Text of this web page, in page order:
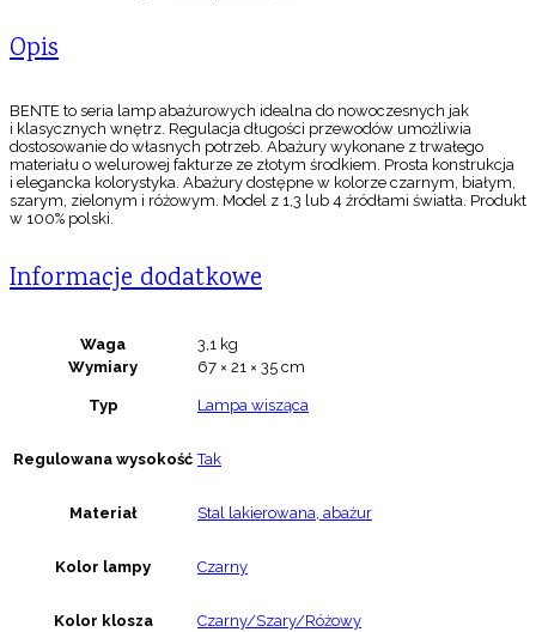
Opis
BENTE to seria lamp abażurowych idealna do nowoczesnych jak
i klasycznych wnętrz. Regulacja długości przewodów umożliwia
dostosowanie do własnych potrzeb. Abażury wykonane z trwałego
materiału o welurowej fakturze ze złotym środkiem. Prosta konstrukcja
i elegancka kolorystyka. Abażury dostępne w kolorze czarnym, białym,
szarym, zielonym i różowym. Model z 1,3 lub 4 źródłami światła. Produkt
w 100% polski.
Informacje dodatkowe
Waga
3,1 kg
Wymiary
67 × 21 × 35 cm
Typ Lampa wisząca
Regulowana wysokość Tak
Materiał Stal lakierowana, abażur
Kolor lampy Czarny
Kolor klosza Czarny/Szary/Różowy